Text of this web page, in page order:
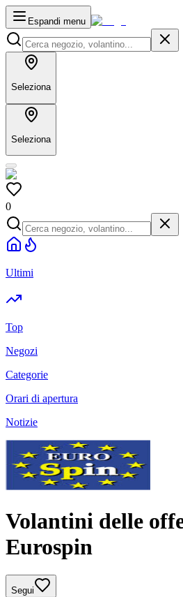
Espandi menu
Seleziona
Seleziona
0
Ultimi
Top
Negozi
Categorie
Orari di apertura
Notizie
Volantini delle
Eurospin
Segui